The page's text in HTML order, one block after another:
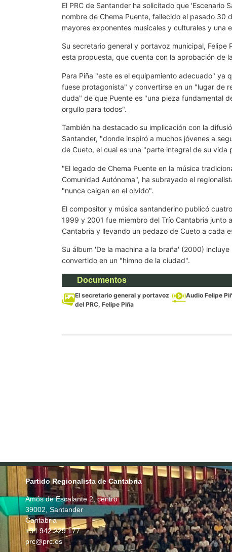
El PRC de Santander ha solicitado que 'Escenario
nombre de Chema Puente, fallecido el pasado 30
mayores exponentes musicales y culturales y una
Su secretario general y portavoz municipal, Felipe
esta propuesta, que cuenta con la aprobación de
Para Piña "este es el equipamiento adecuado" ya
fuese protagonista" y convertirse en un "lugar de
duda" de que Puente es "una pieza fundamental
orgullo para todos".
También ha destacado su implicación con la
Santander, "donde inspiró a muchos jóvenes a
de Cueto, el cual es una "parte integral de su vida
"El legado de Chema Puente en la música
Comunidad Autónoma", ha subrayado el
"nunca caigan en el olvido".
El compositor y música santanderino publicó
1999 y 2001 fue miembro del Trío Cantabria junto
Cantabria y llevando un pedazo de Cueto a cada
Su álbum 'De la machina a la braña' (2000)
convertido en un "himno de la ciudad".
Documentos
El secretario general y portavoz
del PRC, Felipe Piña
Audio Felipe
Partido Regionalista de Cantabria
Amós de Escalante 2, centro
39002, Santander
Cantabria
+34 942 229 177
prc@prc.es